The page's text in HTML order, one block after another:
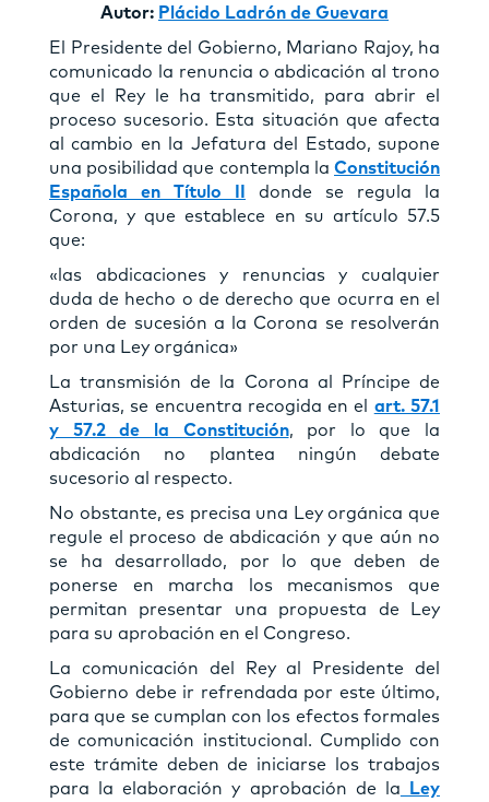
Autor: Plácido Ladrón de Guevara
El Presidente del Gobierno, Mariano Rajoy, ha
comunicado la renuncia o abdicación al trono
que el Rey le ha transmitido, para abrir el
proceso sucesorio. Esta situación que afecta
al cambio en la Jefatura del Estado, supone
una posibilidad que contempla la Constitución
Española en Título II
donde se regula la
Corona, y que establece en su artículo 57.5
que:
«las abdicaciones y renuncias y cualquier
duda de hecho o de derecho que ocurra en el
orden de sucesión a la Corona se resolverán
por una Ley orgánica»
La transmisión de la Corona al Príncipe de
Asturias, se encuentra recogida en el art. 57.1
y 57.2 de la Constitución, por lo que la
abdicación no plantea ningún debate
sucesorio al respecto.
No obstante, es precisa una Ley orgánica que
regule el proceso de abdicación y que aún no
se ha desarrollado, por lo que deben de
ponerse en marcha los mecanismos que
permitan presentar una propuesta de Ley
para su aprobación en el Congreso.
La comunicación del Rey al Presidente del
Gobierno debe ir refrendada por este último,
para que se cumplan con los efectos formales
de comunicación institucional. Cumplido con
este trámite deben de iniciarse los trabajos
para la elaboración y aprobación de la Ley